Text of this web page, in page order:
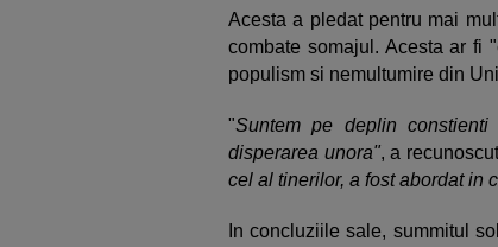
Acesta a pledat pentru mai
combate somajul. Acesta ar fi
populism si nemultumire din
"Suntem pe deplin
disperarea unora", a
cel al tinerilor, a fost abordat in
In concluziile sale, summitul